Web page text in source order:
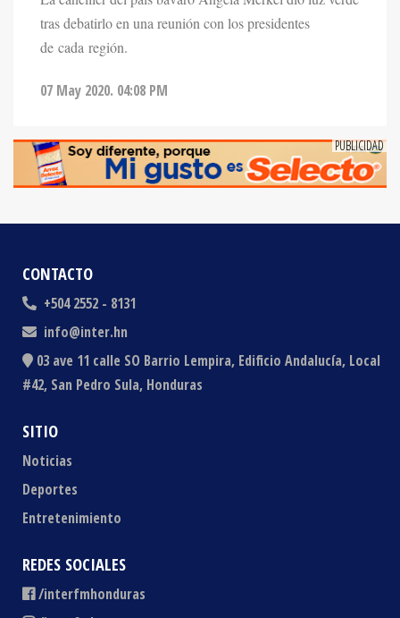
de cada región.
CONTACTO
+504 2552 - 8131
info@inter.hn
03 ave 11 calle SO Barrio Lempira, Edificio Andalucía, Local
#42, San Pedro Sula, Honduras
SITIO
Noticias
Deportes
Entretenimiento
REDES SOCIALES
/interfmhonduras